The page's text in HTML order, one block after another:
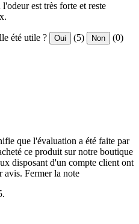
est très forte et reste
été utile ? Oui (5) Non (0)
que l'évaluation a été faite par
ce produit sur notre boutique
disposant d'un compte client ont
avis. Fermer la note